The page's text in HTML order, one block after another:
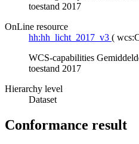
toestand 2017
OnLine resource
hh:hh_licht_2017_v3 (
WCS-capabilities
toestand 2017
Hierarchy level
Dataset
Conformance result